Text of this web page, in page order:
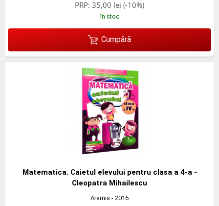
PRP: 35,00 lei (-10%)
în stoc
Cumpără
Matematica. Caietul elevului pentru clasa a 4-a -
Cleopatra Mihailescu
Aramis - 2016